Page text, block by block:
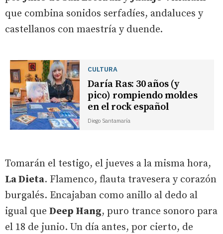
que combina sonidos serfadíes, andaluces y
castellanos con maestría y duende.
CULTURA
Daría Ras: 30 años (y
pico) rompiendo moldes
en el rock español
Diego Santamaría
Tomarán el testigo, el jueves a la misma hora,
La Dieta. Flamenco, flauta travesera y corazón
burgalés. Encajaban como anillo al dedo al
igual que Deep Hang, puro trance sonoro para
el 18 de junio. Un día antes, por cierto, de